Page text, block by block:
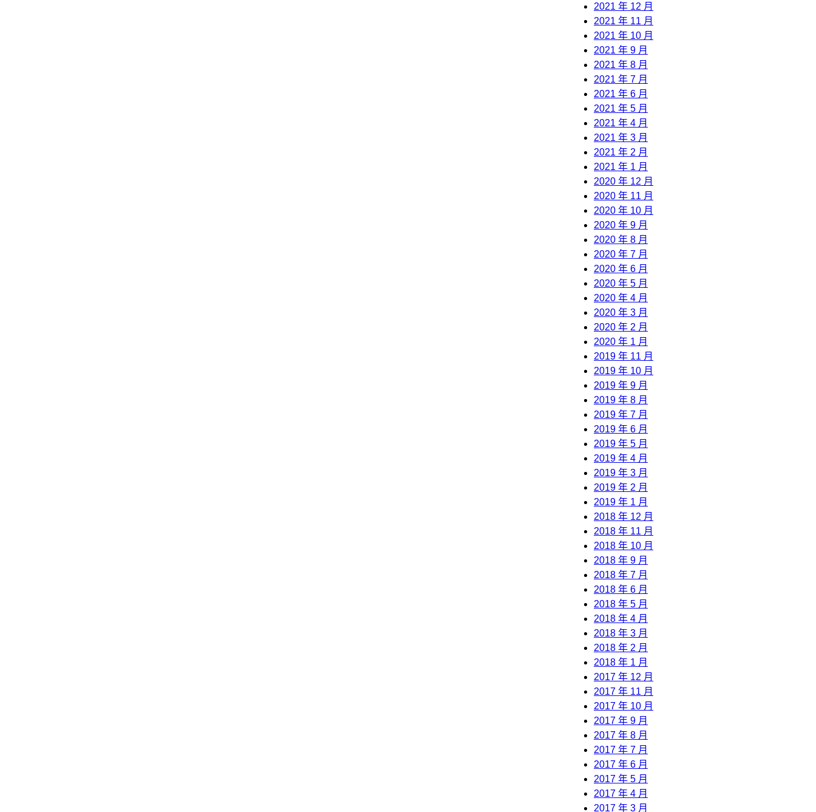
2021 年 12 月
2021 年 11 月
2021 年 10 月
2021 年 9 月
2021 年 8 月
2021 年 7 月
2021 年 6 月
2021 年 5 月
2021 年 4 月
2021 年 3 月
2021 年 2 月
2021 年 1 月
2020 年 12 月
2020 年 11 月
2020 年 10 月
2020 年 9 月
2020 年 8 月
2020 年 7 月
2020 年 6 月
2020 年 5 月
2020 年 4 月
2020 年 3 月
2020 年 2 月
2020 年 1 月
2019 年 11 月
2019 年 10 月
2019 年 9 月
2019 年 8 月
2019 年 7 月
2019 年 6 月
2019 年 5 月
2019 年 4 月
2019 年 3 月
2019 年 2 月
2019 年 1 月
2018 年 12 月
2018 年 11 月
2018 年 10 月
2018 年 9 月
2018 年 7 月
2018 年 6 月
2018 年 5 月
2018 年 4 月
2018 年 3 月
2018 年 2 月
2018 年 1 月
2017 年 12 月
2017 年 11 月
2017 年 10 月
2017 年 9 月
2017 年 8 月
2017 年 7 月
2017 年 6 月
2017 年 5 月
2017 年 4 月
2017 年 3 月